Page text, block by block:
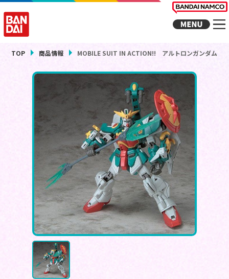
TOP 商品情報 MOBILE SUIT IN ACTION!! アルトロンガンダム